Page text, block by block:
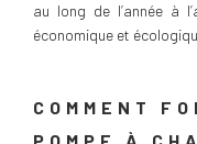
au long de l’année à
économique et
COMMENT